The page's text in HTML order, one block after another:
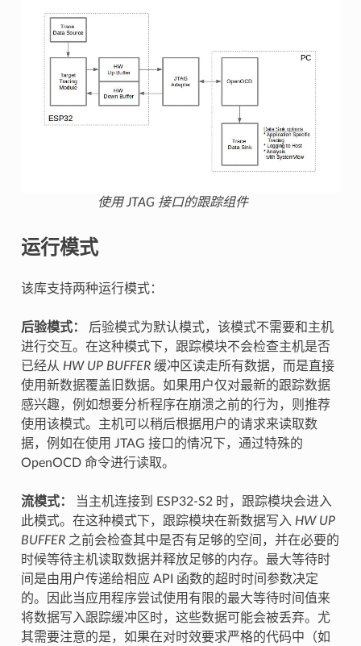
使用 JTAG 接口的跟踪组件
运行模式
该库支持两种运行模式：
后验模式：
后验模式为默认模式，该模式不需要和主机
进行交互。在这种模式下，跟踪模块不会检查主机是否
已经从 HW UP BUFFER缓冲区读走所有数据，而是直接
使用新数据覆盖旧数据。如果用户仅对最新的跟踪数据
感兴趣，例如想要分析程序在崩溃之前的行为，则推荐
使用该模式。主机可以稍后根据用户的请求来读取数
据，例如在使用 JTAG 接口的情况下，通过特殊的
OpenOCD 命令进行读取。
流模式：
当主机连接到 ESP32-S2 时，跟踪模块会进入
此模式。在这种模式下，跟踪模块在新数据写入 HW UP
BUFFER之前会检查其中是否有足够的空间，并在必要的
时候等待主机读取数据并释放足够的内存。最大等待时
间是由用户传递给相应 API 函数的超时时间参数决定
的。因此当应用程序尝试使用有限的最大等待时间值来
将数据写入跟踪缓冲区时，这些数据可能会被丢弃。尤
其需要注意的是，如果在对时效要求严格的代码中（如